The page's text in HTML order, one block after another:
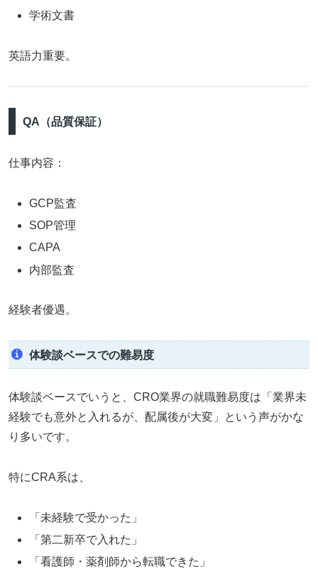
学術文書
英語力重要。
QA（品質保証）
仕事内容：
GCP監査
SOP管理
CAPA
内部監査
経験者優遇。
体験談ベースでの難易度
体験談ベースでいうと、CRO業界の就職難易度は「業界未
経験でも意外と入れるが、配属後が大変」という声がかな
り多いです。
特にCRA系は、
「未経験で受かった」
「第二新卒で入れた」
「看護師・薬剤師から転職できた」